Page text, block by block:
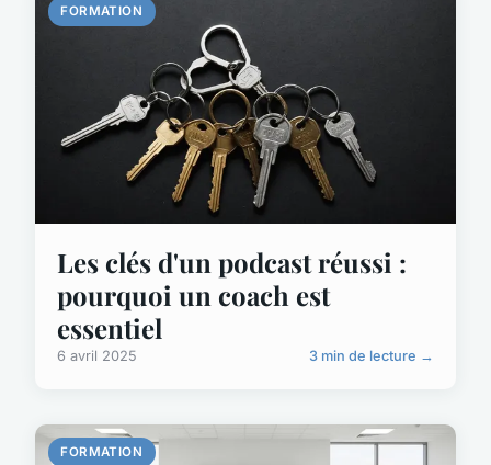
FORMATION
Les clés d'un podcast réussi :
pourquoi un coach est
essentiel
6 avril 2025 3 min de lecture →
FORMATION